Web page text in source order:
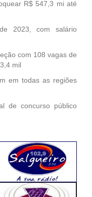
R$ 547,3 mi até
2023, com salário
com 108 vagas de
mil
em todas as regiões
de concurso público